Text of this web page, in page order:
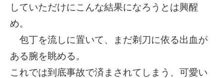
していただけにこんな結果になろうとは興醒
め。
包丁を流しに置いて、まだ剃刀に依る出血が
ある腕を眺める。
これでは到底事故で済まされてしまう、可愛い